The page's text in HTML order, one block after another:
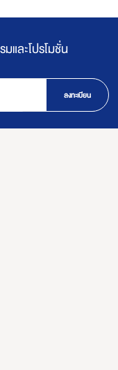
และโปรโมชั่น
ลงทะเบียน